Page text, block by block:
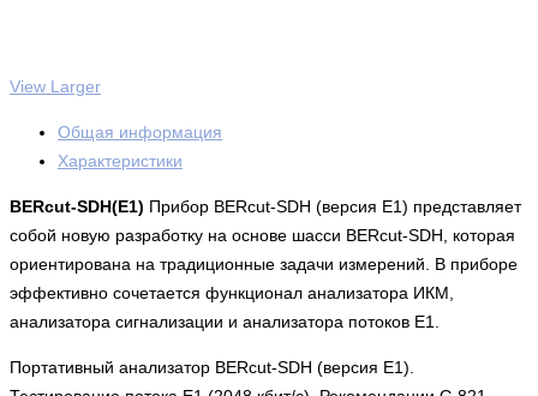
View Larger
Общая информация
Характеристики
BERcut-SDH(Е1) Прибор BERcut-SDH (версия E1) представляет
собой новую разработку на основе шасси BERcut-SDH, которая
ориентирована на традиционные задачи измерений. В приборе
эффективно сочетается функционал анализатора ИКМ,
анализатора сигнализации и анализатора потоков Е1.
Портативный анализатор BERcut-SDH (версия Е1).